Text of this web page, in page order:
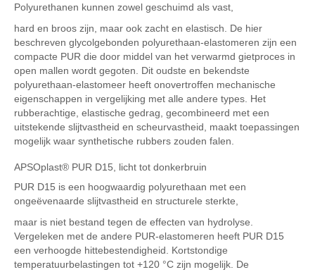
Polyurethanen kunnen zowel geschuimd als vast,
hard en broos zijn, maar ook zacht en elastisch. De hier
beschreven glycolgebonden polyurethaan-elastomeren zijn een
compacte PUR die door middel van het verwarmd gietproces in
open mallen wordt gegoten. Dit oudste en bekendste
polyurethaan-elastomeer heeft onovertroffen mechanische
eigenschappen in vergelijking met alle andere types. Het
rubberachtige, elastische gedrag, gecombineerd met een
uitstekende slijtvastheid en scheurvastheid, maakt toepassingen
mogelijk waar synthetische rubbers zouden falen.
APSOplast® PUR D15, licht tot donkerbruin
PUR D15 is een hoogwaardig polyurethaan met een
ongeëvenaarde slijtvastheid en structurele sterkte,
maar is niet bestand tegen de effecten van hydrolyse.
Vergeleken met de andere PUR-elastomeren heeft PUR D15
een verhoogde hittebestendigheid. Kortstondige
temperatuurbelastingen tot +120 °C zijn mogelijk. De